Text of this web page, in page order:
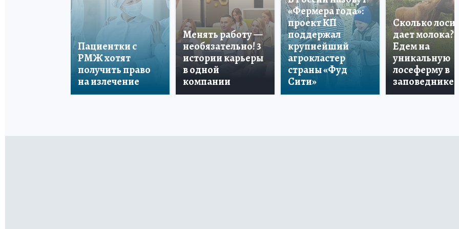
Пациентки с
РМЖ хотят
получить право
на излечение
Менять работу —
необязательно! 3
истории карьеры
в одной
компании
«Фермера года»:
проект КП
поддержал
крупнейший
агрокластер
страны «Фуд
Сити»
Сколько лосиха
дает молока?
Едем на
уникальную
лосеферму в
заповеднике!